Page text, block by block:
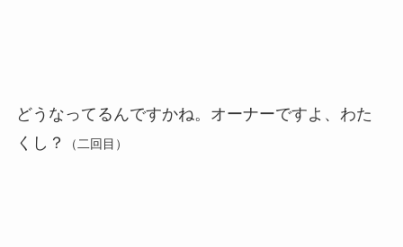
どうなってるんですかね。オーナーですよ、わた
くし？
（二回目）